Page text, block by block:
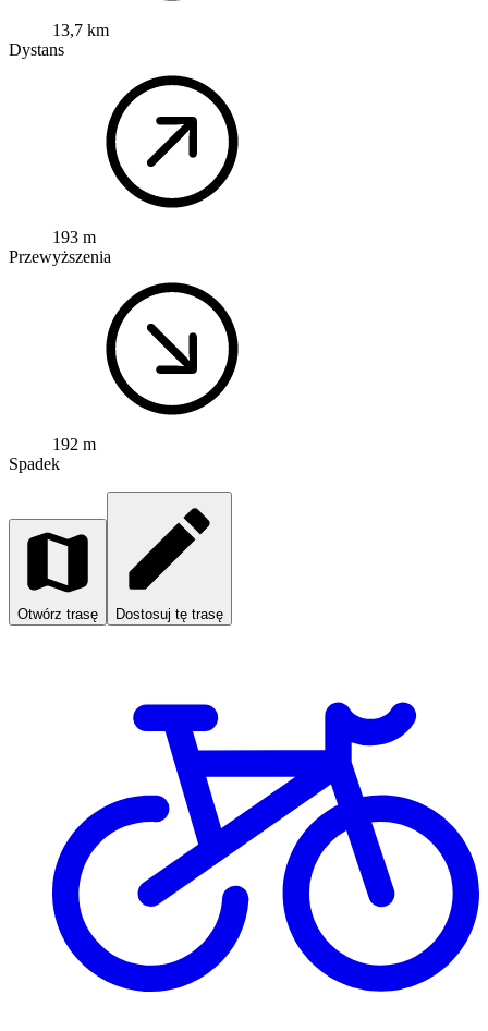
13,7 km
Dystans
193 m
Przewyższenia
192 m
Spadek
Otwórz trasę Dostosuj tę trasę